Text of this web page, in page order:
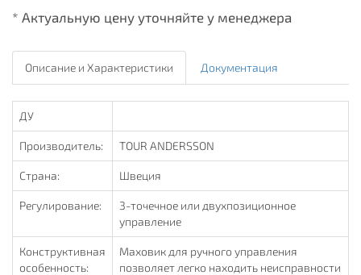
* Актуальную цену уточняйте у менеджера
Описание и Характеристики Документация
ДУ
Производитель: TOUR ANDERSSON
Страна: Швеция
Регулирование:
3-точечное или двухпозиционное
управление
Конструктивная
особенность:
Маховик для ручного управления
позволяет легко находить неисправности